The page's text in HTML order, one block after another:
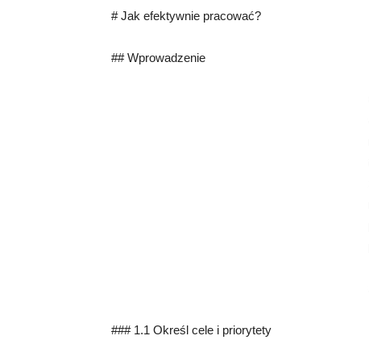
# Jak efektywnie pracować?
## Wprowadzenie
### 1.1 Określ cele i priorytety